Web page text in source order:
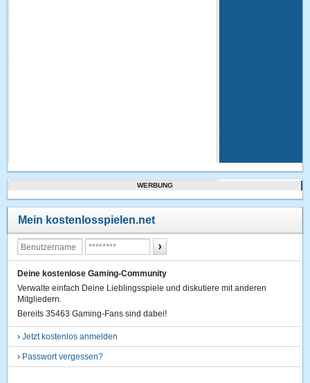
WERBUNG
Mein kostenlosspielen.net
Deine kostenlose Gaming-Community
Verwalte einfach Deine Lieblingsspiele und diskutiere mit anderen
Mitgliedern.
Bereits 35463 Gaming-Fans sind dabei!
›Jetzt kostenlos anmelden
› Passwort vergessen?